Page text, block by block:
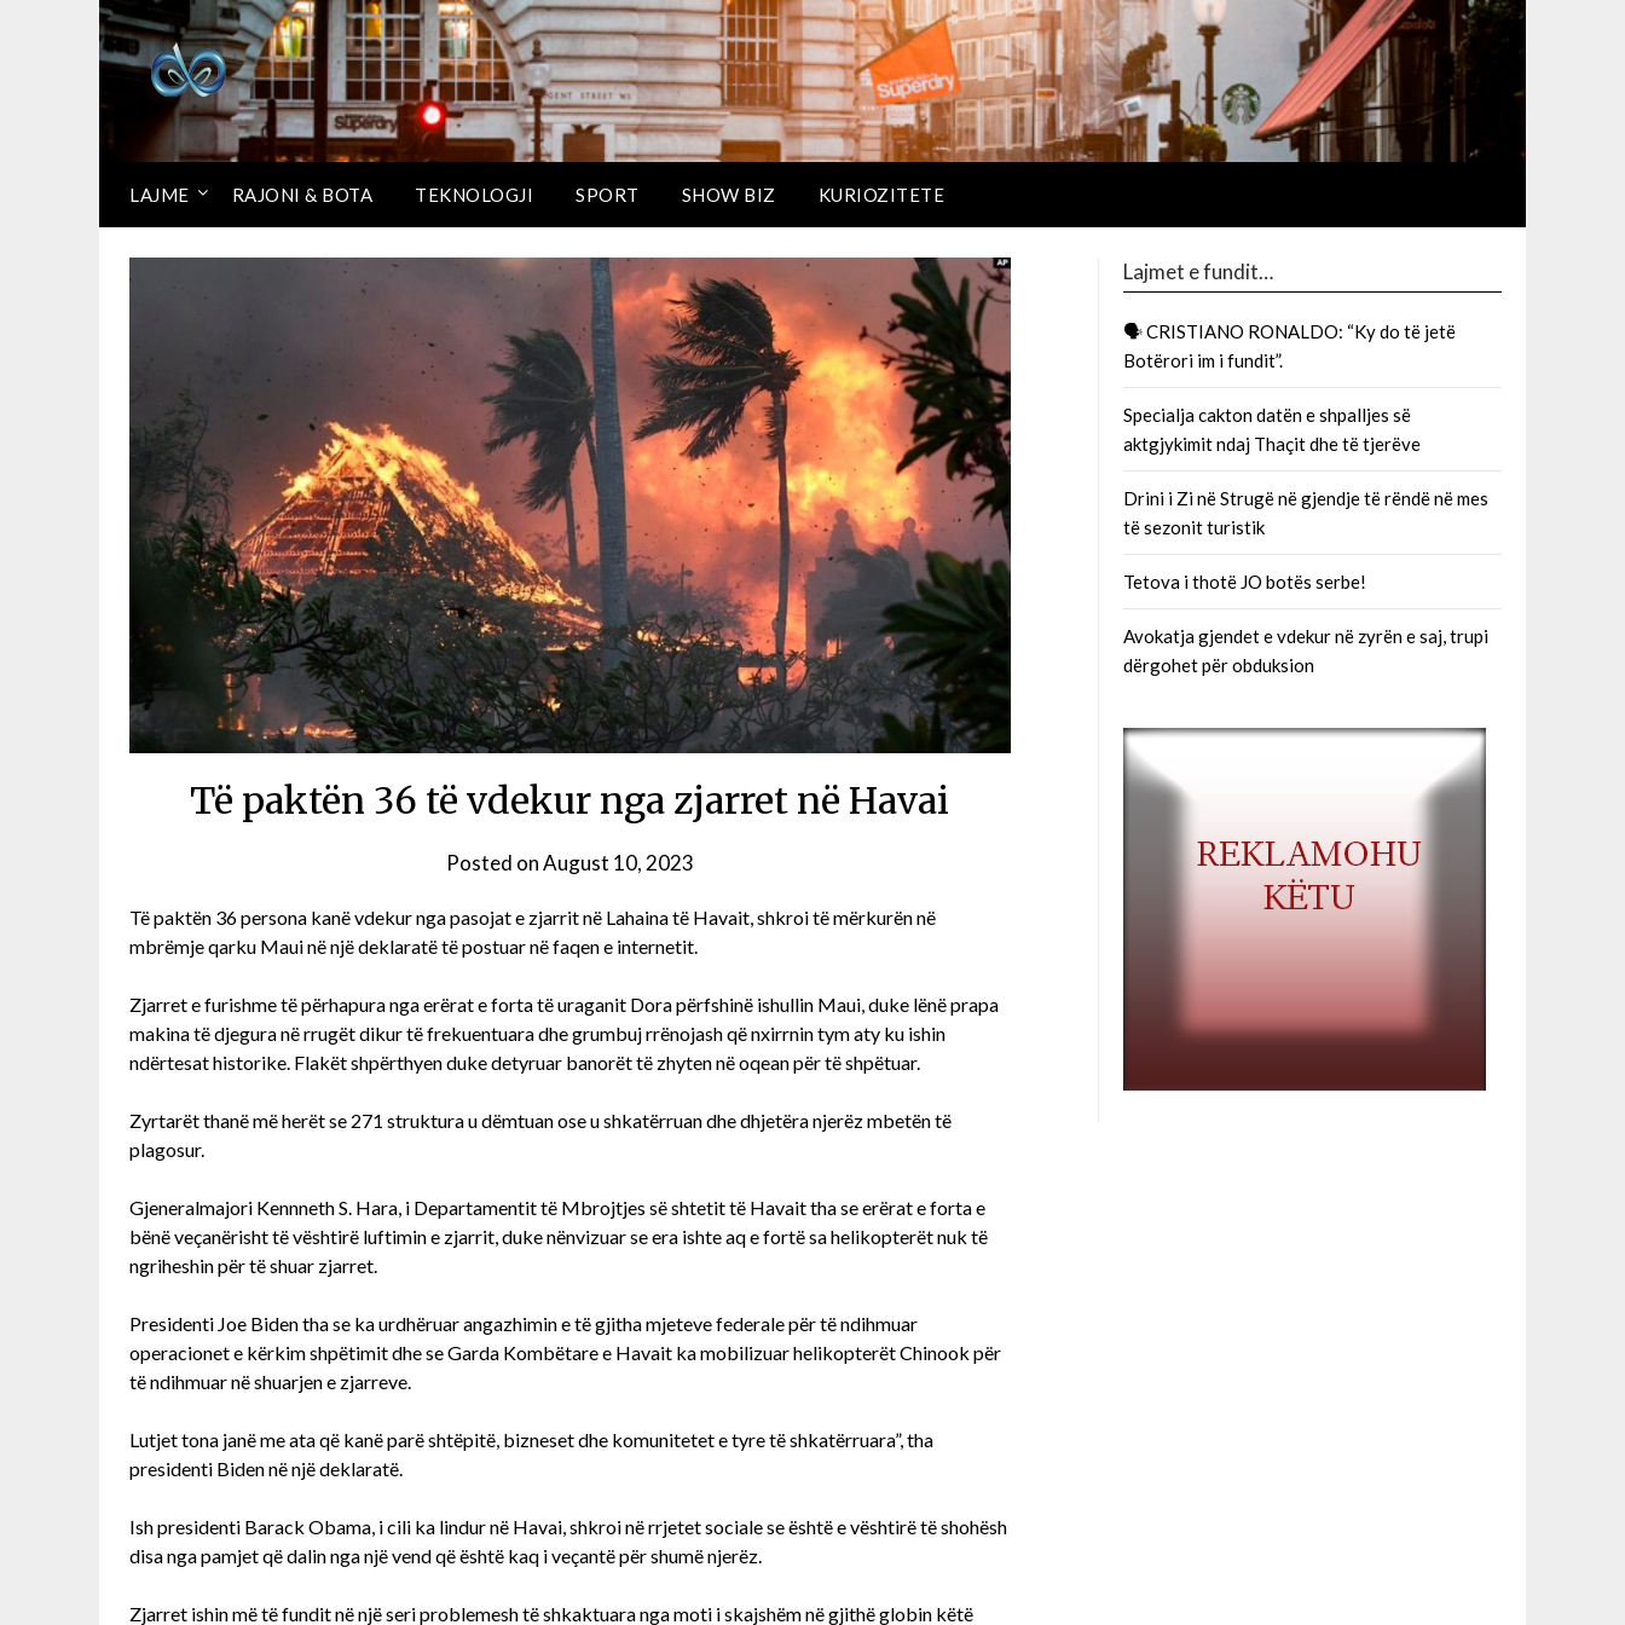
LAJME RAJONI & BOTA TEKNOLOGJI SPORT SHOW BIZ KURIOZITETE
Të paktën 36 të vdekur nga zjarret në Havai
Posted onAugust 10, 2023
Të paktën 36 persona kanë vdekur nga pasojat e zjarrit në Lahaina të Havait, shkroi të mërkurën në
mbrëmje qarku Maui në një deklaratë të postuar në faqen e internetit.
Zjarret e furishme të përhapura nga erërat e forta të uraganit Dora përfshinë ishullin Maui, duke lënë prapa
makina të djegura në rrugët dikur të frekuentuara dhe grumbuj rrënojash që nxirrnin tym aty ku ishin
ndërtesat historike. Flakët shpërthyen duke detyruar banorët të zhyten në oqean për të shpëtuar.
Zyrtarët thanë më herët se 271 struktura u dëmtuan ose u shkatërruan dhe dhjetëra njerëz mbetën të
plagosur.
Gjeneralmajori Kennneth S. Hara, i Departamentit të Mbrojtjes së shtetit të Havait tha se erërat e forta e
bënë veçanërisht të vështirë luftimin e zjarrit, duke nënvizuar se era ishte aq e fortë sa helikopterët nuk të
ngriheshin për të shuar zjarret.
Presidenti Joe Biden tha se ka urdhëruar angazhimin e të gjitha mjeteve federale për të ndihmuar
operacionet e kërkim shpëtimit dhe se Garda Kombëtare e Havait ka mobilizuar helikopterët Chinook për
të ndihmuar në shuarjen e zjarreve.
Lutjet tona janë me ata që kanë parë shtëpitë, bizneset dhe komunitetet e tyre të shkatërruara”, tha
presidenti Biden në një deklaratë.
Ish presidenti Barack Obama, i cili ka lindur në Havai, shkroi në rrjetet sociale se është e vështirë të shohësh
disa nga pamjet që dalin nga një vend që është kaq i veçantë për shumë njerëz.
Zjarret ishin më të fundit në një seri problemesh të shkaktuara nga moti i skajshëm në gjithë globin këtë
Lajmet e fundit…
🗣 CRISTIANO RONALDO: “Ky do të jetë
Botërori im i fundit”.
Specialja cakton datën e shpalljes së
aktgjykimit ndaj Thaçit dhe të tjerëve
Drini i Zi në Strugë në gjendje të rëndë në mes
të sezonit turistik
Tetova i thotë JO botës serbe!
Avokatja gjendet e vdekur në zyrën e saj, trupi
dërgohet për obduksion